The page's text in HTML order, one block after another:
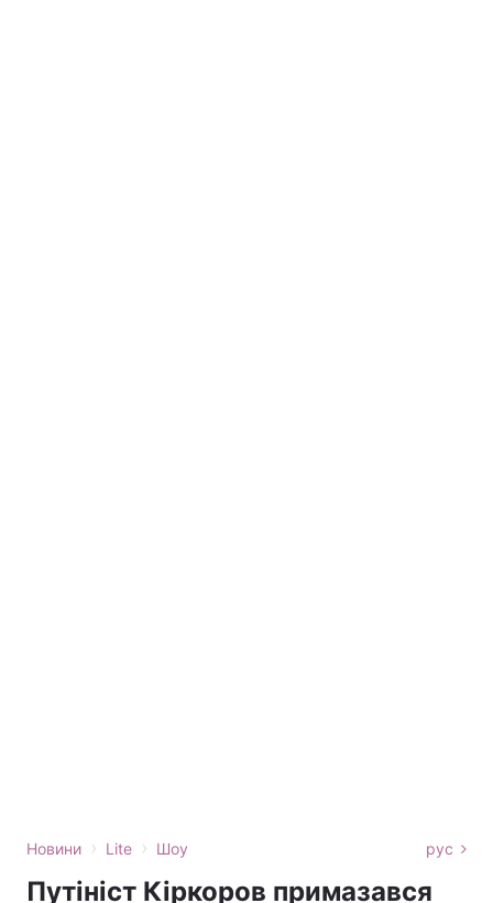
Новини › Lite › Шоу рус
Путініст Кіркоров примазався